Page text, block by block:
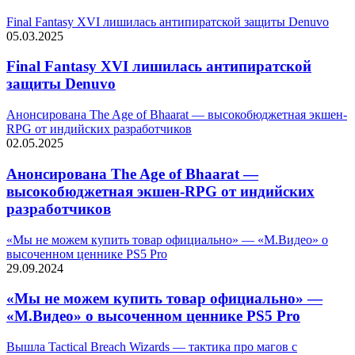
Final Fantasy XVI лишилась антипиратской защиты Denuvo
05.03.2025
Final Fantasy XVI лишилась антипиратской
защиты Denuvo
Анонсирована The Age of Bhaarat — высокобюджетная экшен-
RPG от индийских разработчиков
02.05.2025
Анонсирована The Age of Bhaarat —
высокобюджетная экшен-RPG от индийских
разработчиков
«Мы не можем купить товар официально» — «М.Видео» о
высоченном ценнике PS5 Pro
29.09.2024
«Мы не можем купить товар официально» —
«М.Видео» о высоченном ценнике PS5 Pro
Вышла Tactical Breach Wizards — тактика про магов с